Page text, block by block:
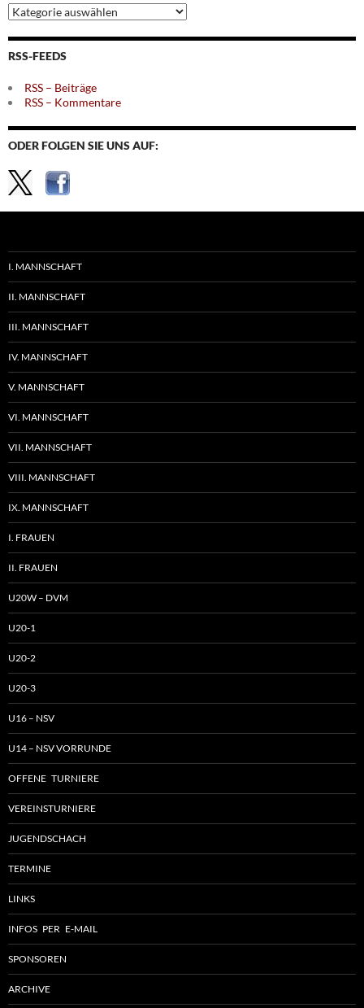
Archiv
nach
Themen
RSS-FEEDS
RSS – Beiträge
RSS – Kommentare
ODER FOLGEN SIE UNS AUF:
I. MANNSCHAFT
II. MANNSCHAFT
III. MANNSCHAFT
IV. MANNSCHAFT
V. MANNSCHAFT
VI. MANNSCHAFT
VII. MANNSCHAFT
VIII. MANNSCHAFT
IX. MANNSCHAFT
I. FRAUEN
II. FRAUEN
U20W – DVM
U20-1
U20-2
U20-3
U16 – NSV
U14 – NSV VORRUNDE
OFFENE TURNIERE
VEREINSTURNIERE
JUGENDSCHACH
TERMINE
LINKS
INFOS PER E-MAIL
SPONSOREN
ARCHIVE